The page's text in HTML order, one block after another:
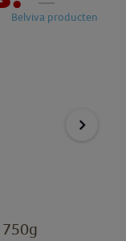
Belviva producten